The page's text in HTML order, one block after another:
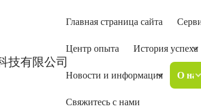
Главная страница сайта
Центр опыта История успеха
Новости и информация О нас
Свяжитесь с нами